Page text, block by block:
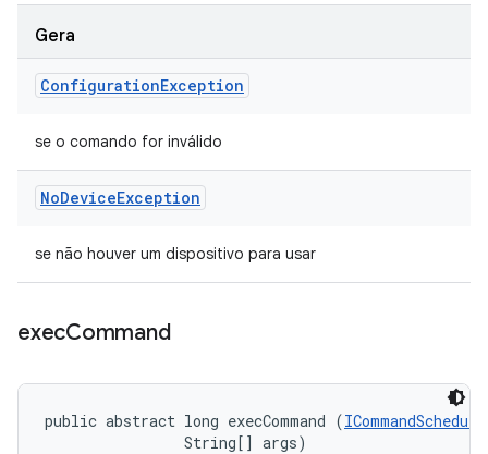
Gera
ConfigurationException
se o comando for inválido
NoDeviceException
se não houver um dispositivo para usar
execCommand
public abstract long execCommand (
                String[] args)